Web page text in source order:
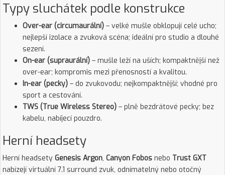
Typy sluchátek podle konstrukce
Over-ear (circumaurální) – velké mušle obklopují celé ucho;
nejlepší izolace a zvuková scéna; ideální pro studio a dlouhé
sezení.
On-ear (supraurální) – mušle leží na uších; kompaktnější než
over-ear; kompromis mezi přenosností a kvalitou.
In-ear (pecky) – do zvukovodu; nejkompaktnější; vhodné pro
sport a cestování.
TWS (True Wireless Stereo) – plně bezdrátové pecky; bez
kabelu, nabíjecí pouzdro.
Herní headsety
Herní headsety Genesis Argon, Canyon Fobos nebo Trust GXT
nabízejí virtuální 7.1 surround zvuk, odnímatelný nebo otočný